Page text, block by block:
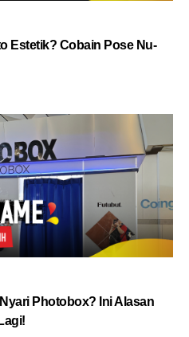
Estetik? Cobain Pose Nu-
Photobox? Ini Alasan